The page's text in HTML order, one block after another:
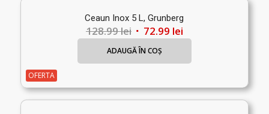
Ceaun Inox 5 L, Grunberg
128.99lei Prețul
inițial
128.99 lei.
72.99 leiPrețul
curent
este:
ADAUGĂ ÎN COȘ
OFERTA